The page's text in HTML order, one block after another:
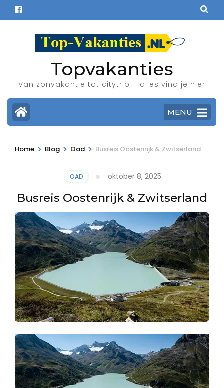
naar
Topvakanties
Van zonvakantie tot citytrip – alles vind je hier
MENU
Home > Blog > Oad > Busreis Oostenrijk & Zwitserland
OAD oktober 8, 2025
Busreis Oostenrijk & Zwitserland